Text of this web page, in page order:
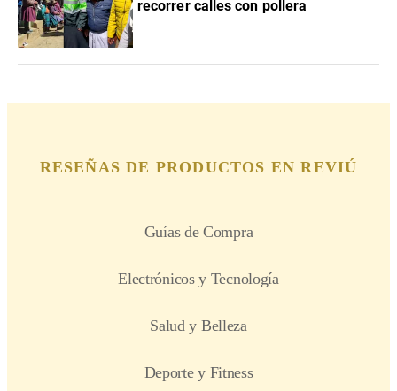
recorrer calles con pollera